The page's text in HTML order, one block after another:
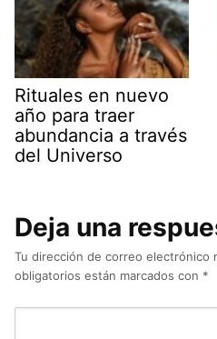
Rituales en nuevo
año para traer
abundancia a través
del Universo
Deja una
Tu dirección de correo electrónico
obligatorios están marcados con *